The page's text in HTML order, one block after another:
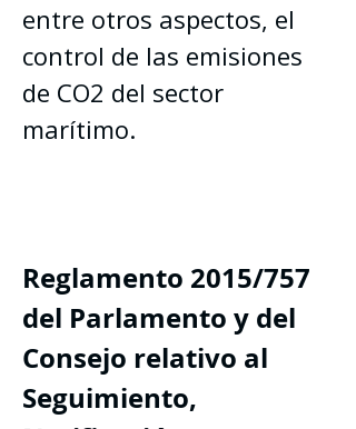
entre otros aspectos, el
control de las emisiones
de CO2 del sector
marítimo.
Reglamento 2015/757
del Parlamento y del
Consejo relativo al
Seguimiento,